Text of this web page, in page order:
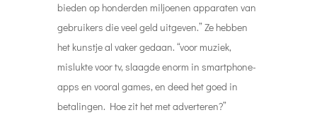
bieden op honderden miljoenen apparaten van
gebruikers die veel geld uitgeven.” Ze hebben
het kunstje al vaker gedaan. “voor muziek,
mislukte voor tv, slaagde enorm in smartphone-
apps en vooral games, en deed het goed in
betalingen. Hoe zit het met adverteren?”